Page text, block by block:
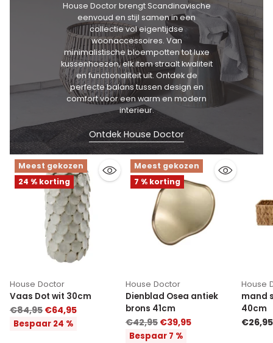
House Doctor brengt Scandinavische
eenvoud en stijl samen in een
collectie vol eigentijdse
woonaccessoires. Van
minimalistische bloempotten tot luxe
kussenhoezen, elk item straalt kwaliteit
en functionaliteit uit. Ontdek de
perfecte balans tussen design en
comfort voor een warm en modern
interieur.
Ontdek House Doctor
Meest gekozen
24 % korting
House Doctor
Vaas Dot wit 30cm
Normale
prijs
€84,95 €64,95
Bespaar 24 %
Meest gekozen
7 % korting
House Doctor
Dienblad Osea antiek
brons 41cm
Normale
prijs
€42,95 €39,95
Bespaar 7 %
House
mand
40cm
€26,95